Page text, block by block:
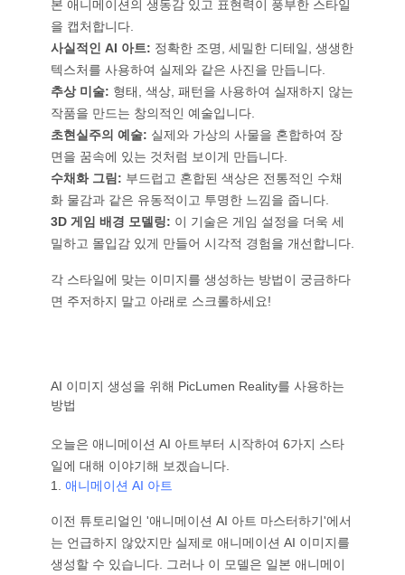
본 애니메이션의 생동감 있고 표현력이 풍부한 스타일
을 캡처합니다.
사실적인 AI 아트: 정확한 조명, 세밀한 디테일, 생생한
텍스처를 사용하여 실제와 같은 사진을 만듭니다.
추상 미술: 형태, 색상, 패턴을 사용하여 실재하지 않는
작품을 만드는 창의적인 예술입니다.
초현실주의 예술: 실제와 가상의 사물을 혼합하여 장
면을 꿈속에 있는 것처럼 보이게 만듭니다.
수채화 그림: 부드럽고 혼합된 색상은 전통적인 수채
화 물감과 같은 유동적이고 투명한 느낌을 줍니다.
3D 게임 배경 모델링: 이 기술은 게임 설정을 더욱 세
밀하고 몰입감 있게 만들어 시각적 경험을 개선합니다.
각 스타일에 맞는 이미지를 생성하는 방법이 궁금하다
면 주저하지 말고 아래로 스크롤하세요!
AI 이미지 생성을 위해 PicLumen Reality를 사용하는
방법
오늘은 애니메이션 AI 아트부터 시작하여 6가지 스타
일에 대해 이야기해 보겠습니다.
1. 애니메이션 AI 아트
이전 튜토리얼인 '애니메이션 AI 아트 마스터하기'에서
는 언급하지 않았지만 실제로 애니메이션 AI 이미지를
생성할 수 있습니다. 그러나 이 모델은 일본 애니메이